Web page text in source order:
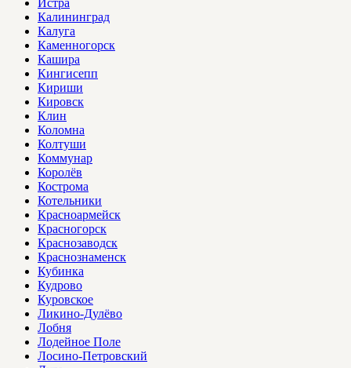
Истра
Калининград
Калуга
Каменногорск
Кашира
Кингисепп
Кириши
Кировск
Клин
Коломна
Колтуши
Коммунар
Королёв
Кострома
Котельники
Красноармейск
Красногорск
Краснозаводск
Краснознаменск
Кубинка
Кудрово
Куровское
Ликино-Дулёво
Лобня
Лодейное Поле
Лосино-Петровский